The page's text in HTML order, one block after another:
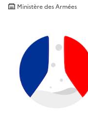
Ministère des Armées